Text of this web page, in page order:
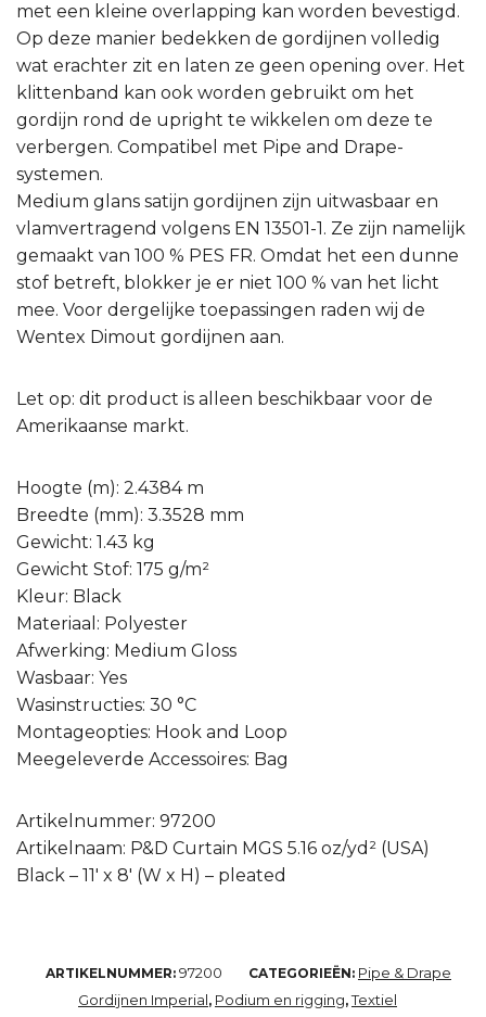
met een kleine overlapping kan worden bevestigd.
Op deze manier bedekken de gordijnen volledig
wat erachter zit en laten ze geen opening over. Het
klittenband kan ook worden gebruikt om het
gordijn rond de upright te wikkelen om deze te
verbergen. Compatibel met Pipe and Drape-
systemen.
Medium glans satijn gordijnen zijn uitwasbaar en
vlamvertragend volgens EN 13501-1. Ze zijn namelijk
gemaakt van 100 % PES FR. Omdat het een dunne
stof betreft, blokker je er niet 100 % van het licht
mee. Voor dergelijke toepassingen raden wij de
Wentex Dimout gordijnen aan.
Let op: dit product is alleen beschikbaar voor de
Amerikaanse markt.
Hoogte (m): 2.4384 m
Breedte (mm): 3.3528 mm
Gewicht: 1.43 kg
Gewicht Stof: 175 g/m²
Kleur: Black
Materiaal: Polyester
Afwerking: Medium Gloss
Wasbaar: Yes
Wasinstructies: 30 °C
Montageopties: Hook and Loop
Meegeleverde Accessoires: Bag
Artikelnummer: 97200
Artikelnaam: P&D Curtain MGS 5.16 oz/yd² (USA)
Black – 11′ x 8′ (W x H) – pleated
ARTIKELNUMMER: 97200 CATEGORIEËN: Pipe & Drape
Gordijnen Imperial, Podium en rigging,Textiel